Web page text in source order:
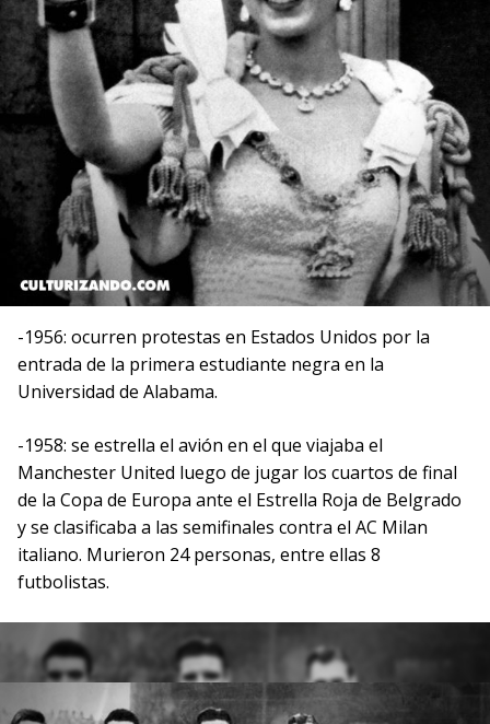
-1956: ocurren protestas en Estados Unidos por la
entrada de la primera estudiante negra en la
Universidad de Alabama.
-1958: se estrella el avión en el que viajaba el
Manchester United luego de jugar los cuartos de final
de la Copa de Europa ante el Estrella Roja de Belgrado
y se clasificaba a las semifinales contra el AC Milan
italiano. Murieron 24 personas, entre ellas 8
futbolistas.